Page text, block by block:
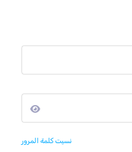
نسيت كلمة المرور